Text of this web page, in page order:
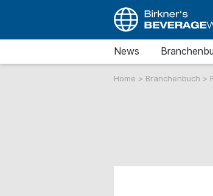
News
Home > Branchenbuch >